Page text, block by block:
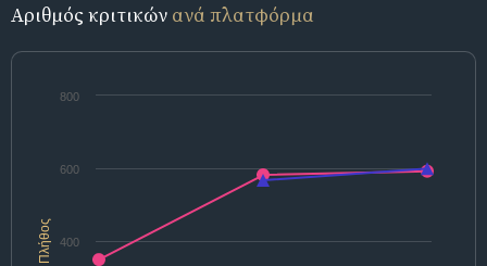
Αριθμός κριτικών ανά πλατφόρμα
Πλήθος 400
600
800